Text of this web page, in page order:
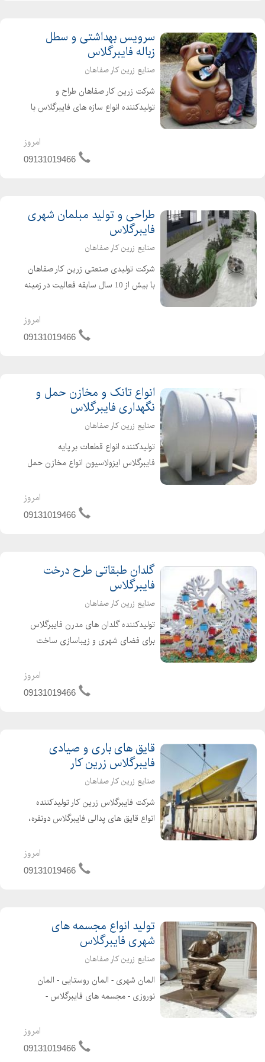
سرویس بهداشتی و سطل
زباله فایبرگلاس
صنایع زرین کار صفاهان
شرکت زرین کار صفاهان طراح و
تولیدکننده انواع سازه های فایبرگلاس با
سفارش انواع سرویس بهداشتی و سطل
زباله لازمه پارکها و مجموعه های تفریحی
امروز
09131019466
طراحی و تولید مبلمان شهری
فایبرگلاس
صنایع زرین کار صفاهان
شرکت تولیدی صنعتی زرین کار صفاهان
با بیش از 10 سال سابقه فعالیت در زمینه
صورت رسمی با شماره ثبت 24912 در
اصفهان به ثبت رسیده است و با بهره
امروز
09131019466
انواع تانک و مخازن حمل و
نگهداری فایبرگلاس
صنایع زرین کار صفاهان
تولیدکننده انواع قطعات بر پایه
فایبرگلاس ایزولاسیون انواع مخازن حمل
سرسره صاف و پیچ تاب زنجیری الاکلنگ
امروز
09131019466
گلدان طبقاتی طرح درخت
فایبرگلاس
صنایع زرین کار صفاهان
تولیدکننده گلدان های مدرن فایبرگلاس
برای فضای شهری و زیباسازی ساخت
انواع گلدان های فایبرگلاس در طرح های
مستطیل شکل و پایه دار وکلاسیک و....
امروز
09131019466
قایق های باری و صیادی
فایبرگلاس زرین کار
صنایع زرین کار صفاهان
شرکت فایبرگلاس زرین کار تولیدکننده
انواع قایق های پدالی فایبرگلاس دونفره،
مخصوص کودکان در طرح های مختلف
قو-ماشینی-فولکسی-سه چرخه-دوچرخه
امروز
09131019466
تولید انواع مجسمه های
شهری فایبرگلاس
صنایع زرین کار صفاهان
المان شهری - المان روستایی - المان
نوروزی - مجسمه های فایبرگلاس -
فایبرگلاس - مجسمه های شهری طراحی و
تولید انواع المان های شهری، روستایی و
امروز
09131019466